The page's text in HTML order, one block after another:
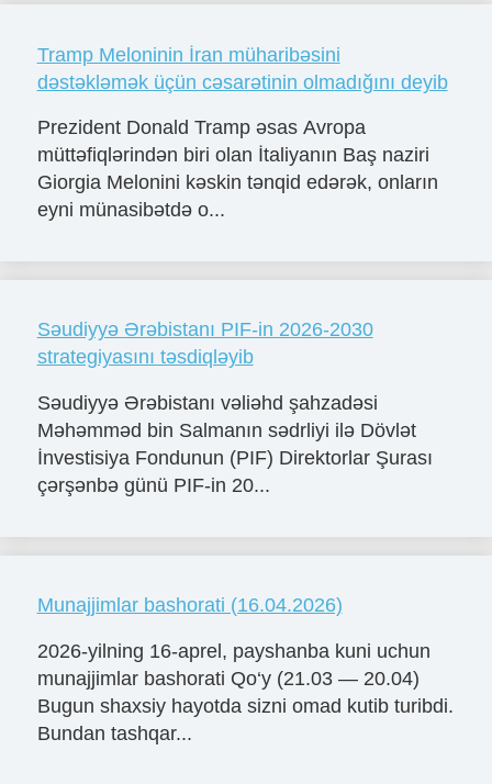
Tramp Meloninin İran müharibəsini
dəstəkləmək üçün cəsarətinin olmadığını deyib
Prezident Donald Tramp əsas Avropa
müttəfiqlərindən biri olan İtaliyanın Baş naziri
Giorgia Melonini kəskin tənqid edərək, onların
eyni münasibətdə o...
Səudiyyə Ərəbistanı PIF-in 2026-2030
strategiyasını təsdiqləyib
Səudiyyə Ərəbistanı vəliəhd şahzadəsi
Məhəmməd bin Salmanın sədrliyi ilə Dövlət
İnvestisiya Fondunun (PIF) Direktorlar Şurası
çərşənbə günü PIF-in 20...
Munajjimlar bashorati (16.04.2026)
2026-yilning 16-aprel, payshanba kuni uchun
munajjimlar bashorati Qo‘y (21.03 — 20.04)
Bugun shaxsiy hayotda sizni omad kutib turibdi.
Bundan tashqar...